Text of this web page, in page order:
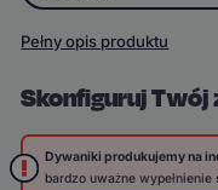
Skonfiguruj
Dywaniki produkujemy na
bardzo uważne
Pełny opis produktu